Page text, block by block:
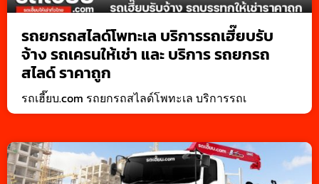
รถยกรถสไลด์โพทะเล บริการรถเฮี๊ยบรับ
จ้าง รถเครนให้เช่า และ บริการ รถยกรถ
สไลด์ ราคาถูก
รถเฮี๊ยบ.com รถยกรถสไลด์โพทะเล บริการรถเ